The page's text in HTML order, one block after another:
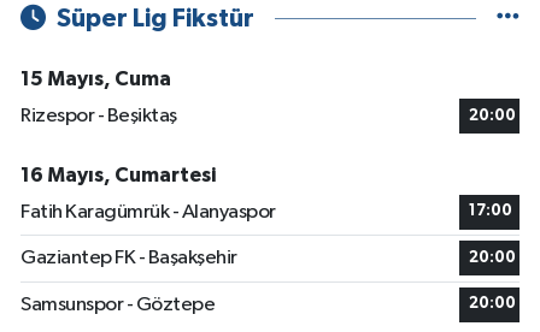
Süper Lig Fikstür
15 Mayıs, Cuma
Rizespor - Beşiktaş
20:00
16 Mayıs, Cumartesi
Fatih Karagümrük - Alanyaspor
17:00
Gaziantep FK - Başakşehir 20:00
Samsunspor - Göztepe 20:00